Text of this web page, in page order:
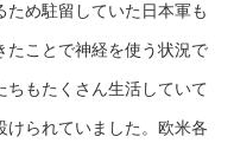
め駐留していた日本軍も
たことで神経を使う状況で
ちもたくさん生活していて
けられていました。欧米各